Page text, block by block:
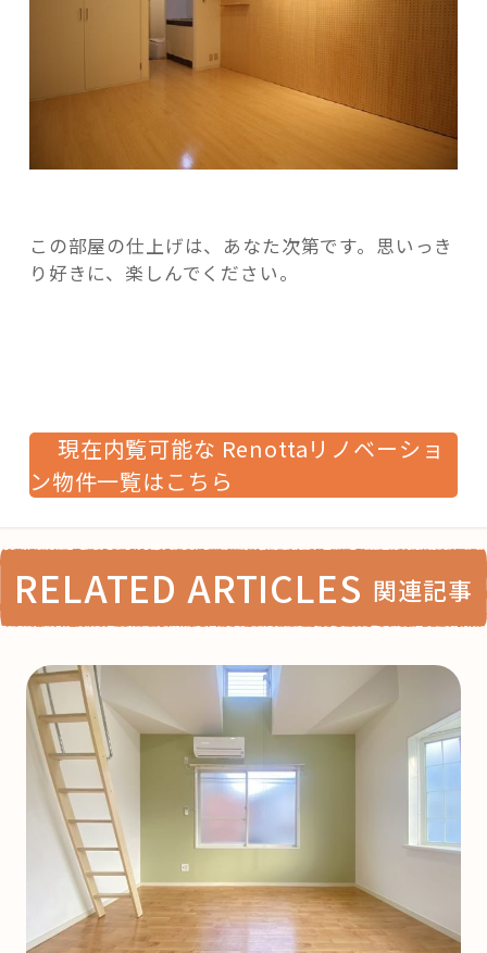
この部屋の仕上げは、あなた次第です。思いっき
り好きに、楽しんでください。
現在内覧可能な Renottaリノベーショ
ン物件一覧はこちら
RELATED ARTICLES 関連記事